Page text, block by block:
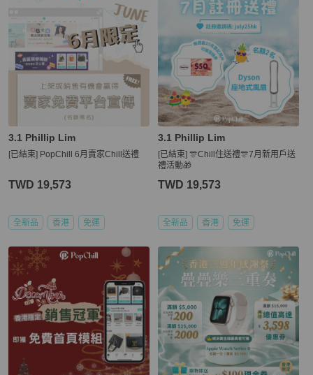
3.1 Phillip Lim
[已結束] PopChill 6月賣家Chill送禮
TWD 19,573
全新品 香港 免運
3.1 Phillip Lim
[已結束] 🎊Chill住送禮🎊7月新用戶送
禮活動🎁
TWD 19,573
全新品 香港 免運